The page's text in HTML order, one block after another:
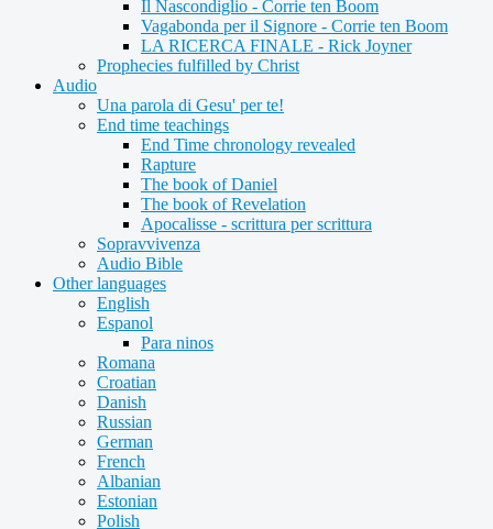
Il Nascondiglio - Corrie ten Boom
Vagabonda per il Signore - Corrie ten Boom
LA RICERCA FINALE - Rick Joyner
Prophecies fulfilled by Christ
Audio
Una parola di Gesu' per te!
End time teachings
End Time chronology revealed
Rapture
The book of Daniel
The book of Revelation
Apocalisse - scrittura per scrittura
Sopravvivenza
Audio Bible
Other languages
English
Espanol
Para ninos
Romana
Croatian
Danish
Russian
German
French
Albanian
Estonian
Polish